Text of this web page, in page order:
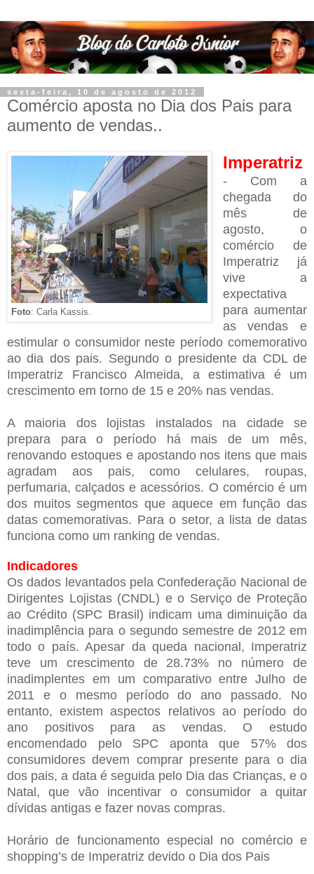
sexta-feira, 10 de agosto de 2012
Comércio aposta no Dia dos Pais para
aumento de vendas..
Foto: Carla Kassis.
Imperatriz
- Com a
chegada do
mês de
agosto, o
comércio de
Imperatriz já
vive a
expectativa
para aumentar
as vendas e
estimular o consumidor neste período comemorativo
ao dia dos pais. Segundo o presidente da CDL de
Imperatriz Francisco Almeida, a estimativa é um
crescimento em torno de 15 e 20% nas vendas.
A maioria dos lojistas instalados na cidade se
prepara para o período há mais de um mês,
renovando estoques e apostando nos itens que mais
agradam aos pais, como celulares, roupas,
perfumaria, calçados e acessórios. O comércio é um
dos muitos segmentos que aquece em função das
datas comemorativas. Para o setor, a lista de datas
funciona como um ranking de vendas.
Indicadores
Os dados levantados pela Confederação Nacional de
Dirigentes Lojistas (CNDL) e o Serviço de Proteção
ao Crédito (SPC Brasil) indicam uma diminuição da
inadimplência para o segundo semestre de 2012 em
todo o país. Apesar da queda nacional, Imperatriz
teve um crescimento de 28.73% no número de
inadimplentes em um comparativo entre Julho de
2011 e o mesmo período do ano passado. No
entanto, existem aspectos relativos ao período do
ano positivos para as vendas. O estudo
encomendado pelo SPC aponta que 57% dos
consumidores devem comprar presente para o dia
dos pais, a data é seguida pelo Dia das Crianças, e o
Natal, que vão incentivar o consumidor a quitar
dívidas antigas e fazer novas compras.
Horário de funcionamento especial no comércio e
shopping’s de Imperatriz devido o Dia dos Pais